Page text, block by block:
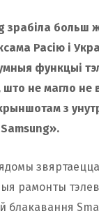
зрабіла больш
Расію і
функцыі
не магло не
з
рамонты
блакавання